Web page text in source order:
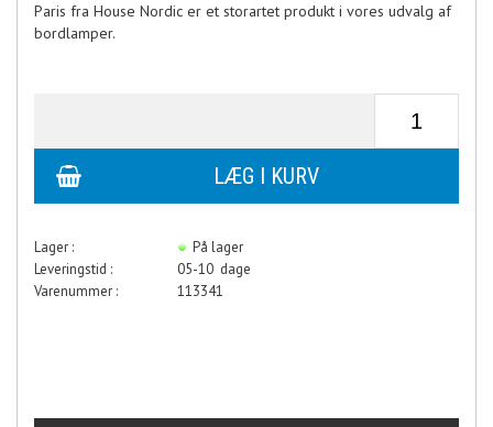
Paris fra House Nordic er et storartet produkt i vores udvalg af
bordlamper.
Lager :
På lager
Leveringstid :
05-10 dage
Varenummer :
113341